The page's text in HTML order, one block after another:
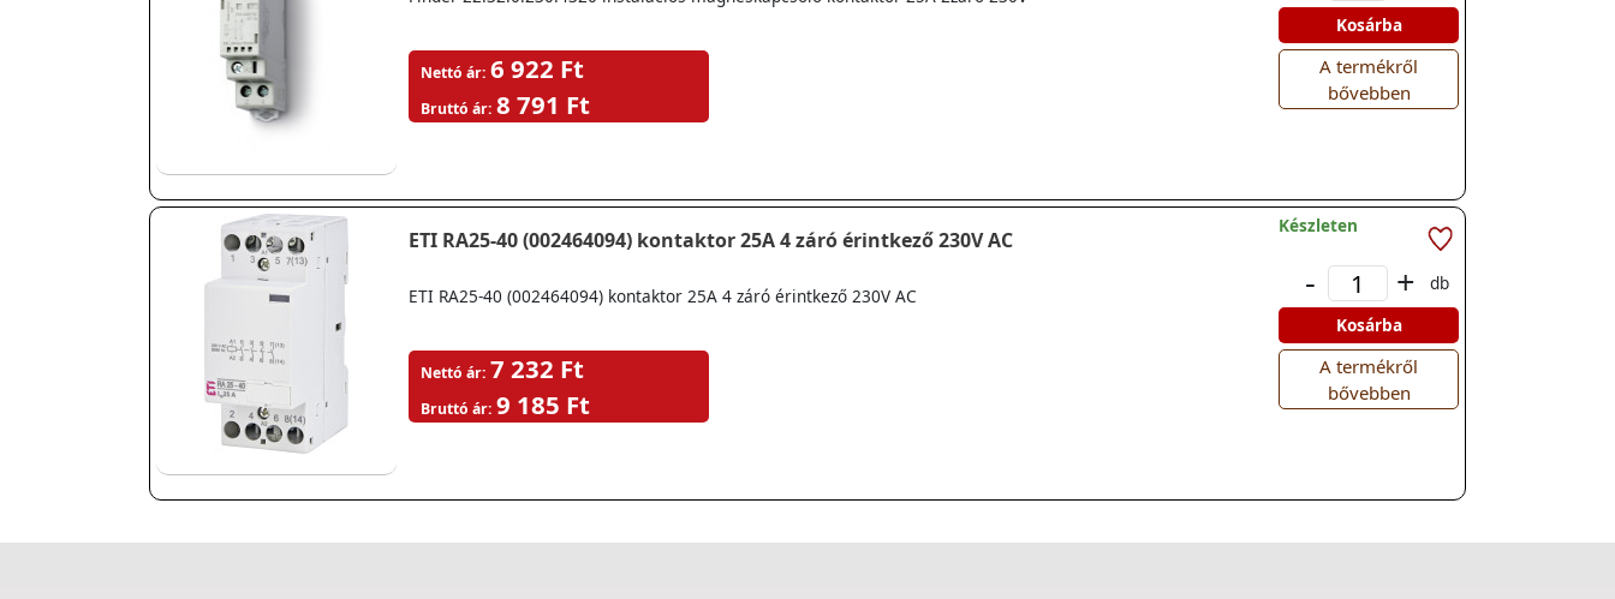
Nettó ár: 6 922 Ft
Bruttó ár: 8 791 Ft
Kosárba
A termékről
bővebben
ETI RA25-40 (002464094) kontaktor 25A 4 záró érintkező 230V AC
ETI RA25-40 (002464094) kontaktor 25A 4 záró érintkező 230V AC
Nettó ár: 7 232 Ft
Bruttó ár: 9 185 Ft
Készleten
- +
db
Kosárba
A termékről
bővebben